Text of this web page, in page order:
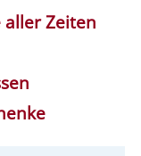
Zeiten